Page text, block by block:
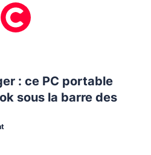
: ce PC portable
sous la barre des